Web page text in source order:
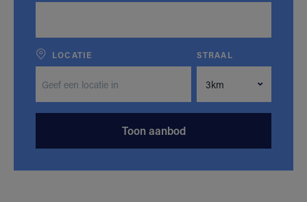
LOCATIE STRAAL
Toon aanbod